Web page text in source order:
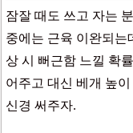
잠잘 때도 쓰고 자는
중에는 근육 이완되는
상 시 뻐근함 느낄 확
어주고 대신 베개 높
신경 써주자.